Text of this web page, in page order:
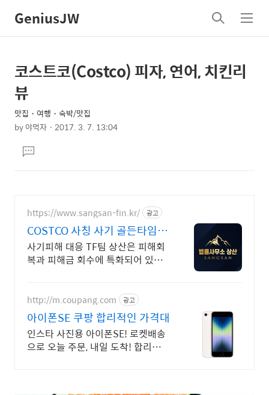
GeniusJW
검
색
메
뉴
상
세
컨
텐
본
문
제
목
코스트코(Costco) 피자, 연어, 치킨리
뷰
맛집・여행・숙박/맛집
by야먹자 2017. 3. 7. 13:04
문댓
글
https://www.sangsan-fin.kr/ 광고
COSTCO 사칭 사기 골든타임 대
응
사기피해 대응 TF팀 상산은 피해회
복과 피해금 회수에 특화되어 있습
http://m.coupang.com 광고
아이폰SE 쿠팡 합리적인 가격대
인스타 사진용 아이폰SE! 로켓배송
으로 오늘 주문, 내일 도착! 합리적